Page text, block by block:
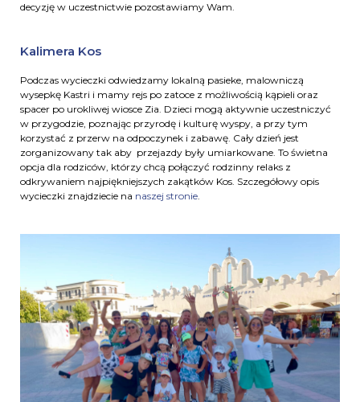
decyzję w uczestnictwie pozostawiamy Wam.
Kalimera Kos
Podczas wycieczki odwiedzamy lokalną pasieke, malowniczą
wysepkę Kastri i mamy rejs po zatoce z możliwością kąpieli oraz
spacer po urokliwej wiosce Zia. Dzieci mogą aktywnie uczestniczyć
w przygodzie, poznając przyrodę i kulturę wyspy, a przy tym
korzystać z przerw na odpoczynek i zabawę. Cały dzień jest
zorganizowany tak aby przejazdy były umiarkowane. To świetna
opcja dla rodziców, którzy chcą połączyć rodzinny relaks z
odkrywaniem najpiękniejszych zakątków Kos. Szczegółowy opis
wycieczki znajdziecie na naszej stronie.